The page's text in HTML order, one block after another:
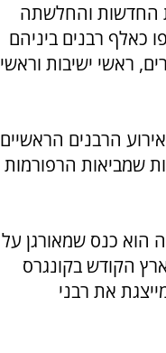
החדשות והחלשתה
כאלף רבנים ביניהם
ראשי ישיבות וראשי
הרבנים הראשיים
שמביאות הרפורמות
הוא כנס שמאורגן על
הקודש בקונגרס
את רבני